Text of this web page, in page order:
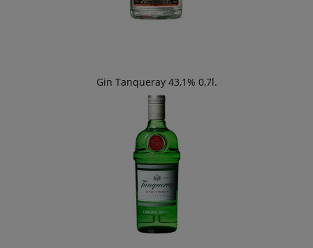
Gin Tanqueray 43,1% 0,7l.